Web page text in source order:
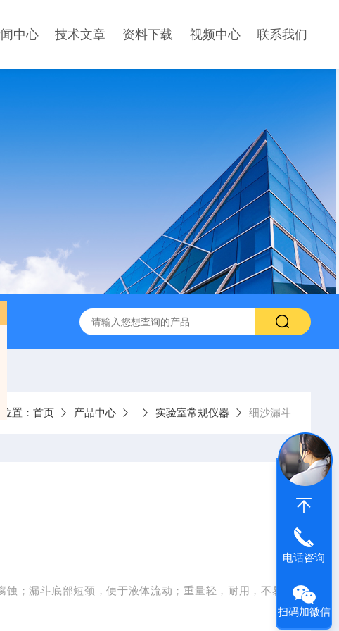
中心 技术文章 资料下载 视频中心 联系我们
位置： 首页 产品中心 实验室常规仪器 细沙漏斗
；漏斗底部短颈，便于液体流动；重量轻，耐用，不易
电话咨询
扫码加微信